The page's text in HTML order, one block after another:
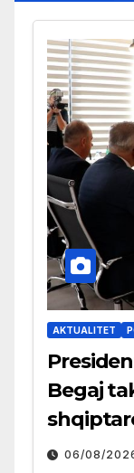
AKTUALITET
Begaj
06/08/